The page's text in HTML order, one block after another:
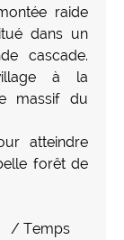
raide
dans un
cascade.
à la
massif du
atteindre
forêt de
/ Temps